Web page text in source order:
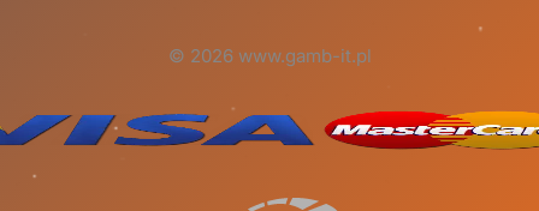
© 2026 www.gamb-it.pl